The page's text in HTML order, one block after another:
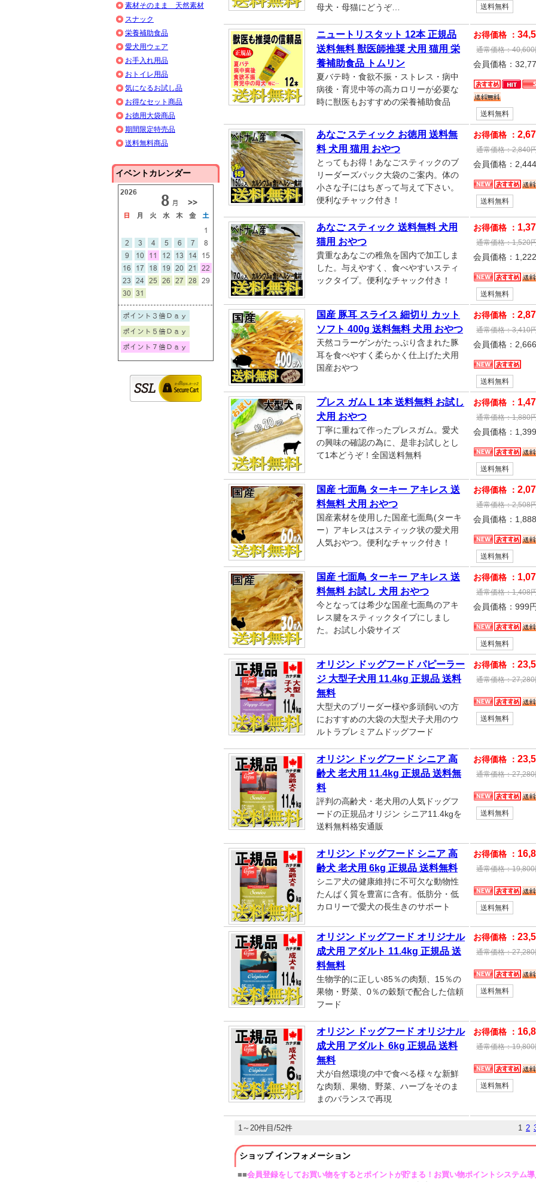
母犬・母猫にどうぞ…
送料無料
ニュートリスタット 12本 正規品
送料無料 獣医師推奨 犬用 猫用 栄
養補助食品 トムリン
夏バテ時・食欲不振・ストレス・病中
病後・育児中等の高カロリーが必要な
時に獣医もおすすめの栄養補助食品
お得価格 ：
通常価格：40,600
会員価格：
送料無料
あなご スティック お徳用 送料無
料 犬用 猫用 おやつ
とってもお得！あなごスティックのブ
リーダーズパック大袋のご案内。体の
小さな子にはちぎって与えて下さい。
便利なチャック付き！
お得価格 ：
通常価格：2,840
会員価格： 2,444
送料無料
あなご スティック 送料無料 犬用
猫用 おやつ
貴重なあなごの稚魚を国内で加工しま
した。与えやすく、食べやすいスティ
ックタイプ。便利なチャック付き！
お得価格 ：
通常価格：1,520
会員価格： 1,222
送料無料
国産 豚耳 スライス 細切り カット
ソフト 400g 送料無料 犬用 おやつ
天然コラーゲンがたっぷり含まれた豚
耳を食べやすく柔らかく仕上げた犬用
国産おやつ
お得価格 ：
通常価格：3,410
会員価格： 2,666
送料無料
プレス ガム L 1本 送料無料 お試し
犬用 おやつ
丁寧に重ねて作ったプレスガム。愛犬
の興味の確認の為に、是非お試しとし
て1本どうぞ！全国送料無料
お得価格 ：
通常価格：1,880
会員価格： 1,399
送料無料
国産 七面鳥 ターキー アキレス 送
料無料 犬用 おやつ
国産素材を使用した国産七面鳥(ターキ
ー）アキレスはスティック状の愛犬用
人気おやつ。便利なチャック付き！
お得価格 ：
通常価格：2,508
会員価格： 1,888
送料無料
国産 七面鳥 ターキー アキレス 送
料無料 お試し 犬用 おやつ
今となっては希少な国産七面鳥のアキ
レス腱をスティックタイプにしまし
た。お試し小袋サイズ
お得価格 ：
通常価格：1,408
会員価格： 999
送料無料
オリジン ドッグフード パピーラー
ジ 大型子犬用 11.4kg 正規品 送料
無料
大型犬のブリーダー様や多頭飼いの方
におすすめの大袋の大型犬子犬用のウ
ルトラプレミアムドッグフード
お得価格 ：
通常価格：27,280
送料無料
オリジン ドッグフード シニア 高
齢犬 老犬用 11.4kg 正規品 送料無
料
評判の高齢犬・老犬用の人気ドッグフ
ードの正規品オリジン シニア11.4kgを
送料無料格安通販
お得価格 ：
通常価格：27,280
送料無料
オリジン ドッグフード シニア 高
齢犬 老犬用 6kg 正規品 送料無料
シニア犬の健康維持に不可欠な動物性
たんぱく質を豊富に含有。低肪分・低
カロリーで愛犬の長生きのサポート
お得価格 ：
通常価格：19,800
送料無料
オリジン ドッグフード オリジナル
成犬用 アダルト 11.4kg 正規品 送
料無料
生物学的に正しい85％の肉類、15％の
果物・野菜、0％の穀類で配合した信頼
フード
お得価格 ：
通常価格：27,280
送料無料
オリジン ドッグフード オリジナル
成犬用 アダルト 6kg 正規品 送料
無料
犬が自然環境の中で食べる様々な新鮮
な肉類、果物、野菜、ハーブをそのま
まのバランスで再現
お得価格 ：
通常価格：19,800
送料無料
1 2
1～20件目/52件
ショップ インフォメーション
■■会員登録をしてお買い物をするとポイントが貯まる！お買い物ポイントシステム導
素材そのまま 天然素材
スナック
栄養補助食品
愛犬用ウェア
お手入れ用品
おトイレ用品
気になるお試し品
お得なセット商品
お徳用大袋商品
期間限定特売品
送料無料商品
イベントカレンダー